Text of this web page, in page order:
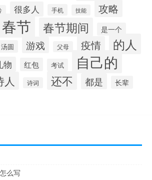
很多人 手机 技能 攻略
春节 春节期间 是一个
汤圆 游戏 父母 疫情 的人
物 红包 考试 自己的
人 诗词 还不 都是 长辈
么写